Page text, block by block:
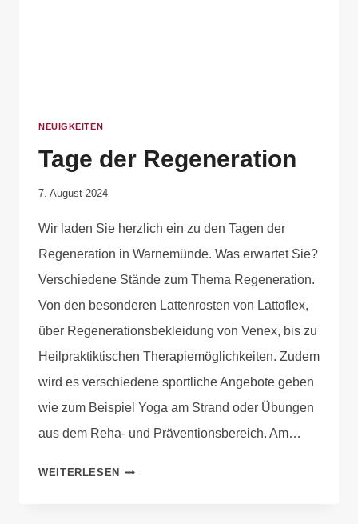
NEUIGKEITEN
Tage der Regeneration
Von
Krause
7. August 2024
Wir laden Sie herzlich ein zu den Tagen der
Regeneration in Warnemünde. Was erwartet Sie?
Verschiedene Stände zum Thema Regeneration.
Von den besonderen Lattenrosten von Lattoflex,
über Regenerationsbekleidung von Venex, bis zu
Heilpraktiktischen Therapiemöglichkeiten. Zudem
wird es verschiedene sportliche Angebote geben
wie zum Beispiel Yoga am Strand oder Übungen
aus dem Reha- und Präventionsbereich. Am…
WEITERLESEN